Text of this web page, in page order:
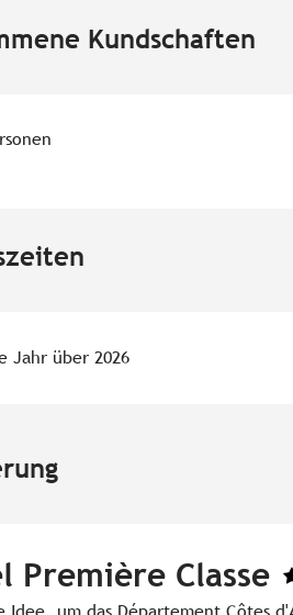
Kundschaften
Jahr über 2026
Première Classe